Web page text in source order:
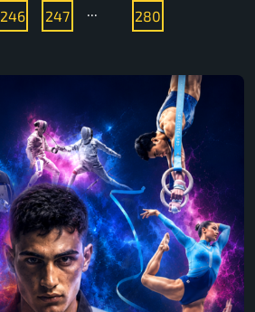
246 247 ... 280